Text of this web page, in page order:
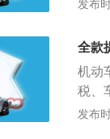
辆过
千万
而且
两张
一定
录车
书
登记
亡、
具有
发布
全款
机动
税、
本。
发布